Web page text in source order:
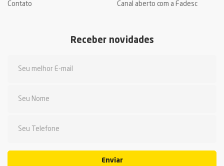
Contato Canal aberto com a Fadesc
Receber novidades
Enviar